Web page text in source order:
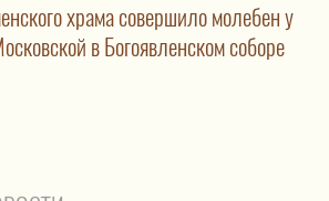
храма совершило молебен у
в Богоявленском соборе